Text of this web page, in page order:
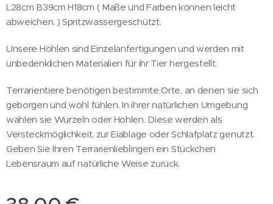
L28cm B39cm H18cm ( Maße und Farben können leicht
abweichen. ) Spritzwassergeschützt.
Unsere Höhlen sind Einzelanfertigungen und werden mit
unbedenklichen Materialien für ihr Tier hergestellt.
Terrarientiere benötigen bestimmte Orte, an denen sie sich
geborgen und wohl fühlen. In ihrer natürlichen Umgebung
wählen sie Wurzeln oder Höhlen. Diese werden als
Versteckmöglichkeit, zur Eiablage oder Schlafplatz genutzt.
Geben Sie Ihren Terrarienlieblingen ein Stückchen
Lebensraum auf natürliche Weise zurück.